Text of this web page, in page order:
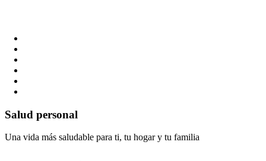
Salud personal
Una vida más saludable para ti, tu hogar y tu familia